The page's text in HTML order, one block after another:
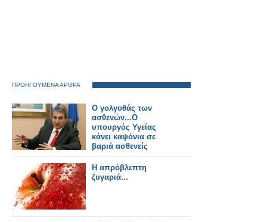
ΠΡΟΗΓΟΥΜΕΝΑ ΑΡΘΡΑ
Ο γολγοθάς των
ασθενών...Ο
υπουργός Υγείας
κάνει καψόνια σε
βαριά ασθενείς
H απρόβλεπτη
ζυγαριά...